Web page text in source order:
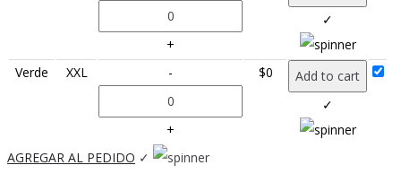
+
✓
Verde XXL -
+
$0
Add to cart
✓
AGREGAR AL PEDIDO ✓